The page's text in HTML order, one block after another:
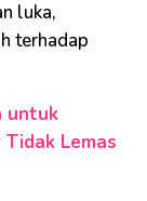
luka,
terhadap
untuk
Lemas